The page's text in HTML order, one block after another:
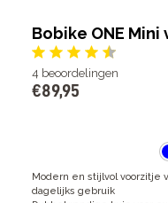
Bobike ONE
4 beoordelingen
€89,95
Modern en stijlvol voorzitje
dagelijks gebruik